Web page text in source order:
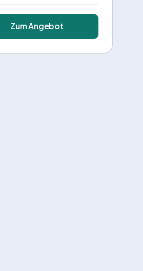
Zum Angebot